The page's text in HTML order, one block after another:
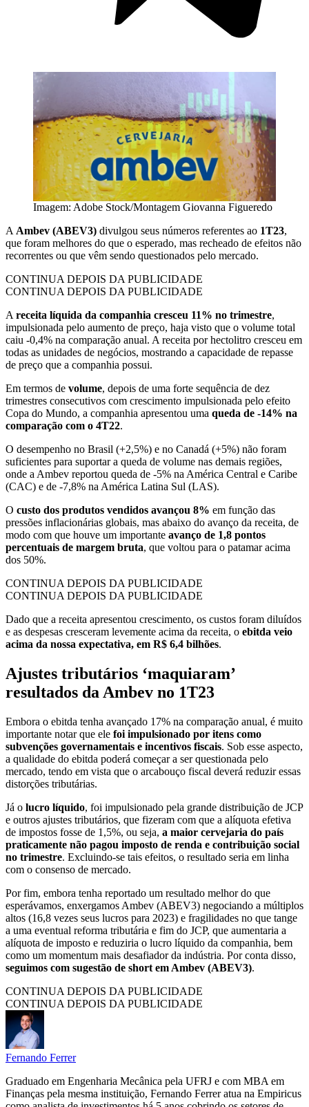
Imagem: Adobe Stock/Montagem Giovanna Figueredo
A Ambev (ABEV3) divulgou seus números referentes ao 1T23,
que foram melhores do que o esperado, mas recheado de efeitos não
recorrentes ou que vêm sendo questionados pelo mercado.
CONTINUA DEPOIS DA PUBLICIDADE
CONTINUA DEPOIS DA PUBLICIDADE
A receita líquida da companhia cresceu 11% no trimestre,
impulsionada pelo aumento de preço, haja visto que o volume total
caiu -0,4% na comparação anual. A receita por hectolitro cresceu em
todas as unidades de negócios, mostrando a capacidade de repasse
de preço que a companhia possui.
Em termos de volume, depois de uma forte sequência de dez
trimestres consecutivos com crescimento impulsionada pelo efeito
Copa do Mundo, a companhia apresentou uma queda de -14% na
comparação com o 4T22.
O desempenho no Brasil (+2,5%) e no Canadá (+5%) não foram
suficientes para suportar a queda de volume nas demais regiões,
onde a Ambev reportou queda de -5% na América Central e Caribe
(CAC) e de -7,8% na América Latina Sul (LAS).
O custo dos produtos vendidos avançou 8% em função das
pressões inflacionárias globais, mas abaixo do avanço da receita, de
modo com que houve um importante avanço de 1,8 pontos
percentuais de margem bruta, que voltou para o patamar acima
dos 50%.
CONTINUA DEPOIS DA PUBLICIDADE
CONTINUA DEPOIS DA PUBLICIDADE
Dado que a receita apresentou crescimento, os custos foram diluídos
e as despesas cresceram levemente acima da receita, o ebitda veio
acima da nossa expectativa, em R$ 6,4 bilhões.
Ajustes tributários ‘maquiaram’
resultados da Ambev no 1T23
Embora o ebitda tenha avançado 17% na comparação anual, é muito
importante notar que ele foi impulsionado por itens como
subvenções governamentais e incentivos fiscais. Sob esse aspecto,
a qualidade do ebitda poderá começar a ser questionada pelo
mercado, tendo em vista que o arcabouço fiscal deverá reduzir essas
distorções tributárias.
Já o lucro líquido, foi impulsionado pela grande distribuição de JCP
e outros ajustes tributários, que fizeram com que a alíquota efetiva
de impostos fosse de 1,5%, ou seja, a maior cervejaria do país
praticamente não pagou imposto de renda e contribuição social
no trimestre. Excluindo-se tais efeitos, o resultado seria em linha
com o consenso de mercado.
Por fim, embora tenha reportado um resultado melhor do que
esperávamos, enxergamos Ambev (ABEV3) negociando a múltiplos
altos (16,8 vezes seus lucros para 2023) e fragilidades no que tange
a uma eventual reforma tributária e fim do JCP, que aumentaria a
alíquota de imposto e reduziria o lucro líquido da companhia, bem
como um momentum mais desafiador da indústria. Por conta disso,
seguimos com sugestão de short em Ambev (ABEV3).
CONTINUA DEPOIS DA PUBLICIDADE
CONTINUA DEPOIS DA PUBLICIDADE
Fernando Ferrer
Graduado em Engenharia Mecânica pela UFRJ e com MBA em
Finanças pela mesma instituição, Fernando Ferrer atua na Empiricus